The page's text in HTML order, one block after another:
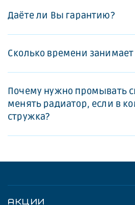
Даёте ли Вы гарантию?
Сколько времени
Почему нужно промывать
менять радиатор, если в
стружка?
АКЦИИ